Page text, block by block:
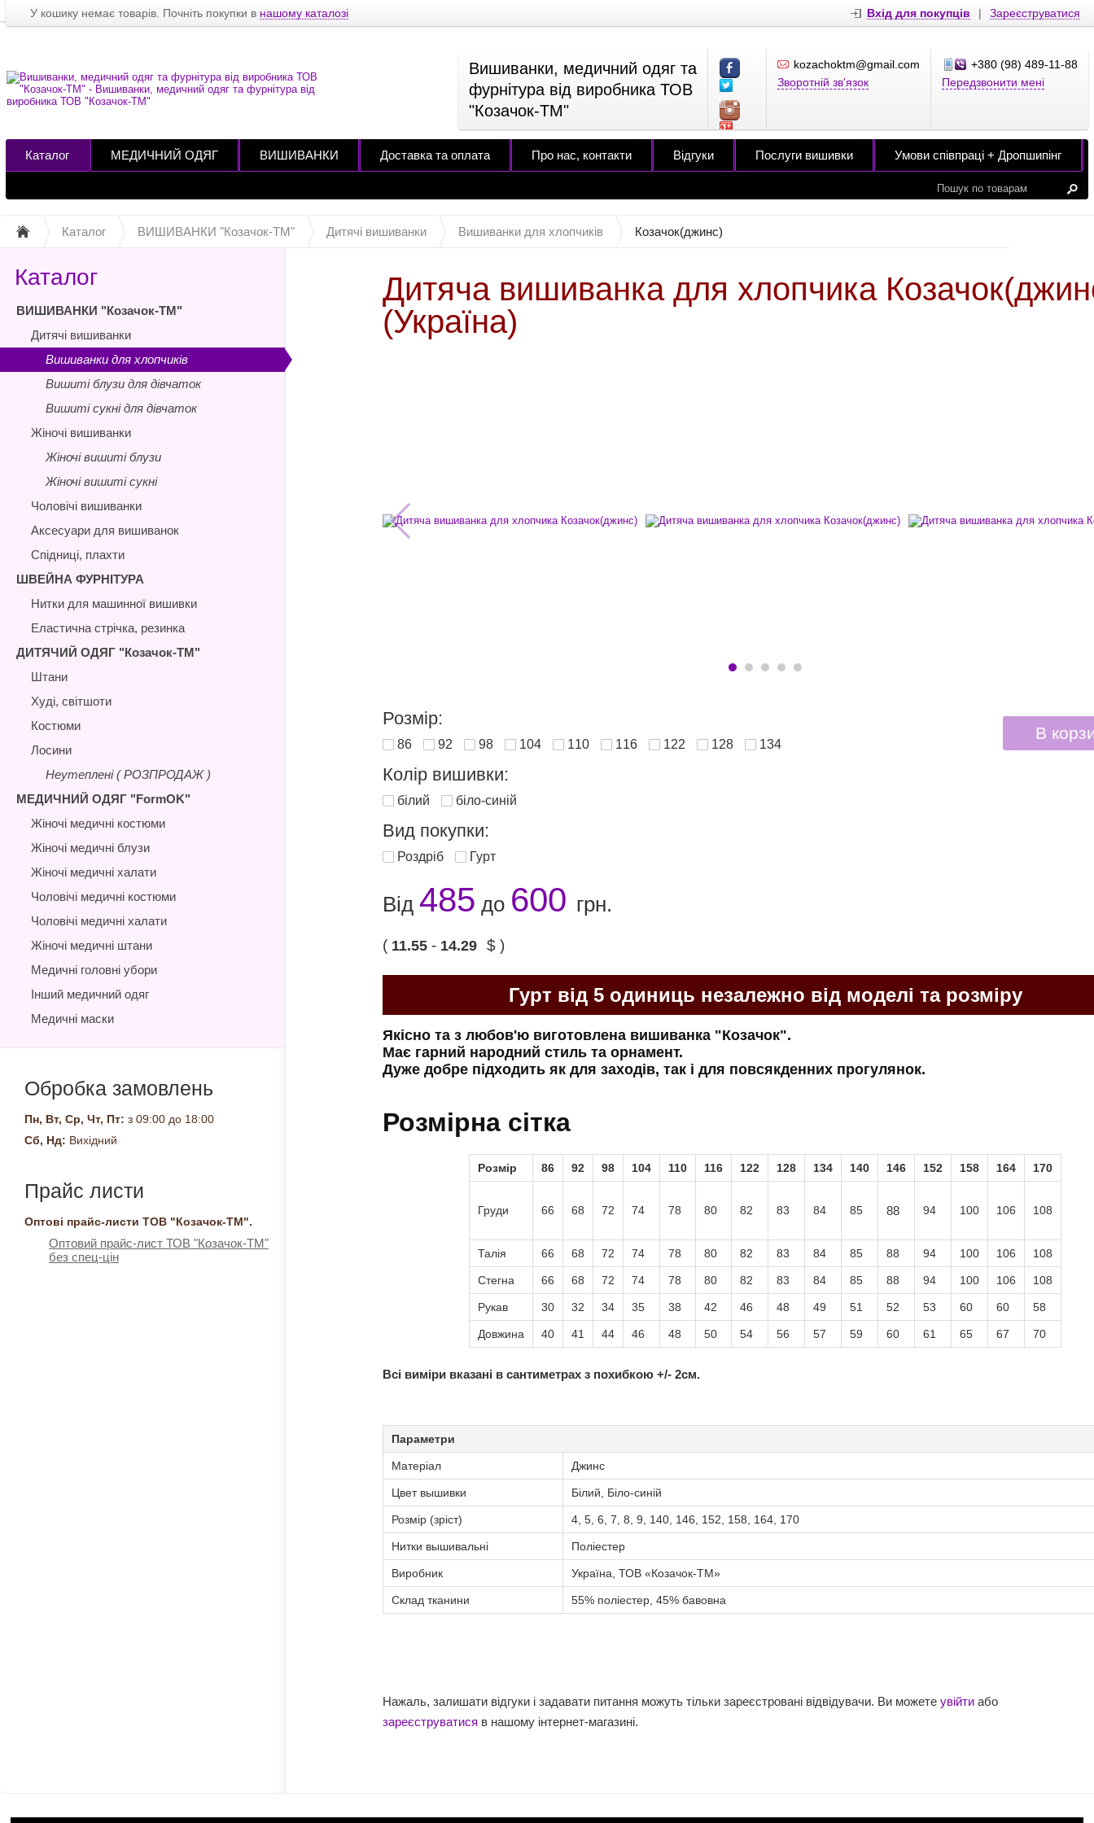
У кошику немає товарів. Почніть покупки в нашому каталозі Вхід для покупців | Зареєструватися
Вишиванки, медичний одяг та
фурнітура від виробника ТОВ
"Козачок-ТМ"
kozachoktm@gmail.com
Зворотній зв'язок
+380 (98) 489-11-88
Передзвонити мені
Каталог МЕДИЧНИЙ ОДЯГ ВИШИВАНКИ Доставка та оплата Про нас, контакти Відгуки Послуги вишивки Умови співпраці + Дропшипінг
Каталог ВИШИВАНКИ "Козачок-ТМ" Дитячі вишиванки Вишиванки для хлопчиків Козачок(джинс)
Дитяча вишиванка для хлопчика
(Україна)
Розмір:
86 92 98 104 110 116 122 128 134
Колір вишивки:
білий біло-синій
Вид покупки:
Роздріб Гурт
Від 485 до 600 грн.
( 11.55 - 14.29 $ )
В
Гурт від 5 одиниць незалежно від моделі та розміру
Якісно та з любов'ю виготовлена ​​вишиванка "Козачок".
Має гарний народний стиль та орнамент.
Дуже добре підходить як для заходів, так і для повсякденних прогулянок.
Розмірна сітка
Розмір 86 92 98 104 110 116 122 128 134 140 146 152 158 164 170
Груди 66 68 72 74 78 80 82 83 84 85 88 94 100 106 108
Талія 66 68 72 74 78 80 82 83 84 85 88 94 100 106 108
Стегна 66 68 72 74 78 80 82 83 84 85 88 94 100 106 108
Рукав 30 32 34 35 38 42 46 48 49 51 52 53 60 60 58
Довжина 40 41 44 46 48 50 54 56 57 59 60 61 65 67 70
Всі виміри вказані в сантиметрах з похибкою +/- 2см.
Параметри
Матеріал Джинс
Цвет вышивки Білий, Біло-синій
Розмір (зріст) 4, 5, 6, 7, 8, 9, 140, 146, 152, 158, 164, 170
Нитки вышивальні Поліестер
Виробник Україна, ТОВ «Козачок-ТМ»
Склад тканини 55% поліестер, 45% бавовна
Нажаль, залишати відгуки і задавати питання можуть тільки зареєстровані відвідувачи. Ви можете увійти або
зареєструватися в нашому інтернет-магазині.
Каталог
ВИШИВАНКИ "Козачок-ТМ"
Дитячі вишиванки
Вишиванки для хлопчиків
Вишиті блузи для дівчаток
Вишиті сукні для дівчаток
Жіночі вишиванки
Жіночі вишиті блузи
Жіночі вишиті сукні
Чоловічі вишиванки
Аксесуари для вишиванок
Спідниці, плахти
ШВЕЙНА ФУРНІТУРА
Нитки для машинної вишивки
Еластична стрічка, резинка
ДИТЯЧИЙ ОДЯГ "Козачок-ТМ"
Штани
Худі, світшоти
Костюми
Лосини
Неутеплені ( РОЗПРОДАЖ )
МЕДИЧНИЙ ОДЯГ "FormOK"
Жіночі медичні костюми
Жіночі медичні блузи
Жіночі медичні халати
Чоловічі медичні костюми
Чоловічі медичні халати
Жіночі медичні штани
Медичні головні убори
Інший медичний одяг
Медичні маски
Обробка замовлень
Пн, Вт, Ср, Чт, Пт: з 09:00 до 18:00
Сб, Нд: Вихідний
Прайс листи
Оптові прайс-листи ТОВ "Козачок-ТМ".
Оптовий прайс-лист ТОВ "Козачок-ТМ"
без спец-цін